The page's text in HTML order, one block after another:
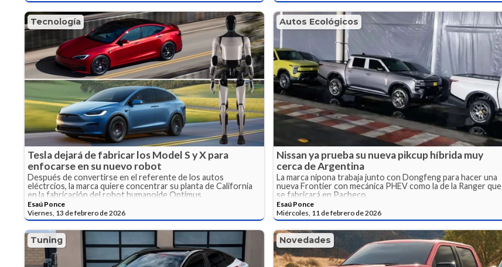
Tecnología
Tesla dejará de fabricar los Model S y X para
enfocarse en su nuevo robot
Después de convertirse en el referente de los autos
eléctrcios, la marca quiere concentrar su planta de California
en la fabricación del robot humanoide Optimus.
Esaú Ponce
Viernes, 13 de febrero de 2026
Autos Ecológicos
Nissan ya prueba su nueva pikcup híbrida muy
cerca de Argentina
La marca nipona trabaja junto con Dongfeng para hacer una
nueva Frontier con mecánica PHEV como la de la Ranger que
se fabricará en Pacheco.
Esaú Ponce
Miércoles, 11 de febrero de 2026
Tuning Novedades